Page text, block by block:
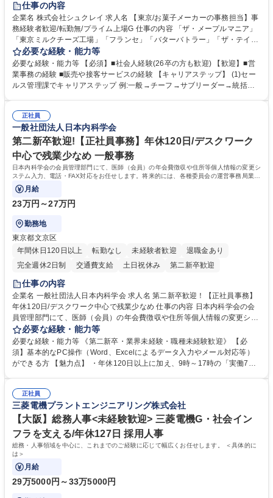
仕事の内容
企業名 株式会社シュクレイ 求人名 【東京/お菓子メーカーの事務担当】事
務経験者歓迎/転勤無/プライム上場G 仕事の内容 「ザ・メープルマニア」
「東京ミルクチーズ工場」「フランセ」「バターバトラー」「ザ・テイラ
ー」「DROOLY」等のブランドを多数展開する当社にて、オリジナル菓子
ブランド商品の事務業務をお任せいたします。 【具体的な業務内容】 ■店
舗からの発注受付/PC入力業務 ■受電対応(社内/社外) ■商品のマスター登
録 ■日々の売上抽出・報告 ■提携企業への書類送付業務 ■契約書管理業務
必要な経験・能力等
必要な経験・能力等 【必須】■社会人経験(26卒の方も歓迎) 【歓迎】■営
業事務の経験 ■販売や接客サービスの経験 【キャリアステップ】 (1)セー
ルス管理課でキャリアステップ 例:一般→チーフ→サブリーダー→統括リ
や個別面談を通してご自身のキャリアと向き合っていただき、会社として
もバックアップしていきます。 学歴・資格 学歴：大学院 大学 高専 短大
専修学校 高校 語学力： 資格：
正社員
一般社団法人日本内科学会
第二新卒歓迎!【正社員事務】年休120日/デスクワーク
中心で残業少なめ 一般事務
日本内科学会の会員管理部門にて、医師（会員）の年会費徴収や住所等個人情報の変更シ
ステム入力、電話・FAX対応をお任せします。将来的には、各種委員会の運営事務局業務
などにも幅広く携わっていただきます。
月給
23万円～27万円
勤務地
東京都文京区
年間休日120日以上
転勤なし 未経験者歓迎
退職金あり
完全週休2日制
交通費支給 土日祝休み 第二新卒歓迎
仕事の内容
企業名 一般社団法人日本内科学会 求人名 第二新卒歓迎！【正社員事務】
年休120日/デスクワーク中心で残業少なめ 仕事の内容 日本内科学会の会
員管理部門にて、医師（会員）の年会費徴収や住所等個人情報の変更シス
テム入力、電話・FAX対応をお任せします。将来的には、各種委員会の運
営事務局業務などにも幅広く携わっていただきます。 【会員管理・データ
入力業務】 ・医師（会員）の住所変更、個人情報のシステム登録・更新
・年会費の徴収管理や入金データの照合確認 【問い合わせ対応】 ・会員
年休120日/デスクワーク中心で残業少なめ
必要な経験・能力等
必要な経験・能力等 《第二新卒・業界未経験・職種未経験歓迎》 【必
須】基本的なPC操作（Word、Excelによるデータ入力やメール対応等）
ができる方 【魅力点】 ・年休120日以上に加え、9時～17時の「実働7時
整、資料作成、当日の運営サポート 学歴・資格 学歴：大学院 大学 語学
力： 資格：
正社員
三菱電機プラントエンジニアリング株式会社
【大阪】総務人事<未経験歓迎> 三菱電機G・社会イン
フラを支える/年休127日 採用人事
総務・人事領域を中心に、これまでのご経験に応じて幅広くお任せします。 ＜具体的に
は＞
月給
29万5000円～33万5000円